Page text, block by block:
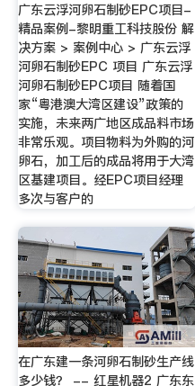
广东云浮河卵石制砂EPC项目-
精品案例-黎明重工科技股份 解
决方案 > 案例中心 > 广东云浮
河卵石制砂EPC 项目 广东云浮
河卵石制砂EPC项目 随着国
家“粤港澳大湾区建设”政策的
实施，未来两广地区成品料市场
非常乐观。项目物料为外购的河
卵石，加工后的成品将用于大湾
区基建项目。经EPC项目经理
多次与客户的
在广东建一条河卵石制砂生产线
多少钱？ -- 红星机器2 广东东